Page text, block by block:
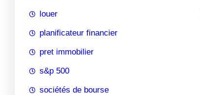
louer
planificateur financier
pret immobilier
s&p 500
sociétés de bourse